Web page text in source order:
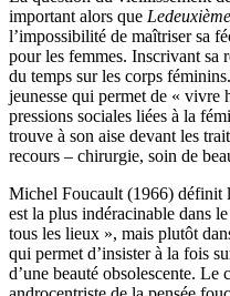
important alors que Le
l’impossibilité de maîtriser sa
pour les femmes. Inscrivant sa
du temps sur les corps
jeunesse qui permet de « vivre
pressions sociales liées à la
trouve à son aise devant les
recours – chirurgie, soin de
Michel Foucault (1966) définit
est la plus indéracinable dans
tous les lieux », mais plutôt
qui permet d’insister à la fois
d’une beauté obsolescente.